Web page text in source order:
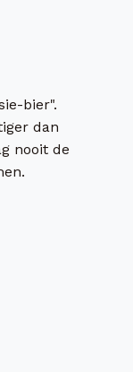
bier".
dan
nooit de